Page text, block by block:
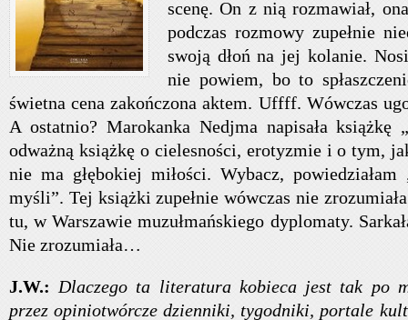
scenę. On z nią rozmawiał,
podczas rozmowy zupełnie
swoją dłoń na jej kolanie.
nie powiem, bo to
świetna cena zakończona aktem. Uffff. Wówczas
A ostatnio? Marokanka Nedjma napisała książkę
odważną książkę o cielesności, erotyzmie i o tym,
nie ma głębokiej miłości. Wybacz, powiedziałam
myśli”. Tej książki zupełnie wówczas nie
tu, w Warszawie muzułmańskiego dyplomaty.
Nie zrozumiała…
J.W.: Dlaczego ta literatura kobieca jest tak po
przez opiniotwórcze dzienniki, tygodniki, portale